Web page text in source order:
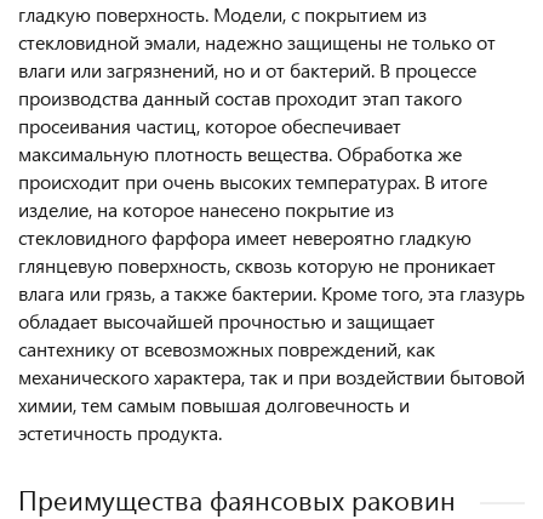
гладкую поверхность. Модели, с покрытием из
стекловидной эмали, надежно защищены не только от
влаги или загрязнений, но и от бактерий. В процессе
производства данный состав проходит этап такого
просеивания частиц, которое обеспечивает
максимальную плотность вещества. Обработка же
происходит при очень высоких температурах. В итоге
изделие, на которое нанесено покрытие из
стекловидного фарфора имеет невероятно гладкую
глянцевую поверхность, сквозь которую не проникает
влага или грязь, а также бактерии. Кроме того, эта глазурь
обладает высочайшей прочностью и защищает
сантехнику от всевозможных повреждений, как
механического характера, так и при воздействии бытовой
химии, тем самым повышая долговечность и
эстетичность продукта.
Преимущества фаянсовых раковин